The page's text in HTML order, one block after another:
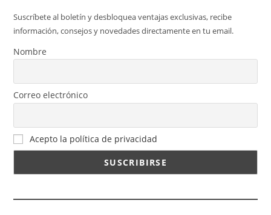
Suscríbete al boletín y desbloquea ventajas exclusivas, recibe
información, consejos y novedades directamente en tu email.
Nombre
Correo electrónico
Acepto la política de privacidad